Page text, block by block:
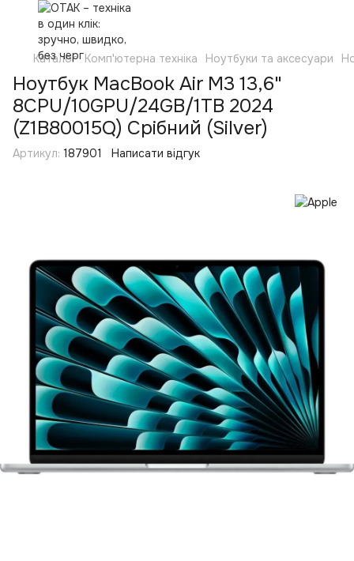
Каталог Комп'ютерна техніка Ноутбуки та аксесуари
Ноутбук MacBook Air M3 13,6"
8CPU/10GPU/24GB/1TB 2024
(Z1B80015Q) Срібний (Silver)
Артикул: 187901 Написати відгук